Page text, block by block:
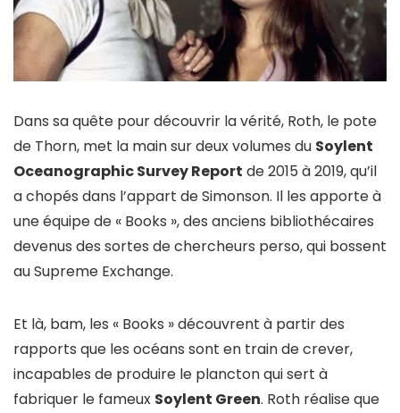
Dans sa quête pour découvrir la vérité, Roth, le pote
de Thorn, met la main sur deux volumes du Soylent
Oceanographic Survey Report de 2015 à 2019, qu’il
a chopés dans l’appart de Simonson. Il les apporte à
une équipe de « Books », des anciens bibliothécaires
devenus des sortes de chercheurs perso, qui bossent
au Supreme Exchange.
Et là, bam, les « Books » découvrent à partir des
rapports que les océans sont en train de crever,
incapables de produire le plancton qui sert à
fabriquer le fameux Soylent Green. Roth réalise que